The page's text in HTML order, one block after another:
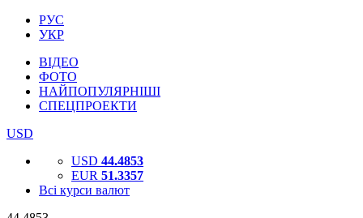
РУС
УКР
ВІДЕО
ФОТО
НАЙПОПУЛЯРНІШІ
СПЕЦПРОЕКТИ
USD
USD 44.4853
EUR 51.3357
Всі курси валют